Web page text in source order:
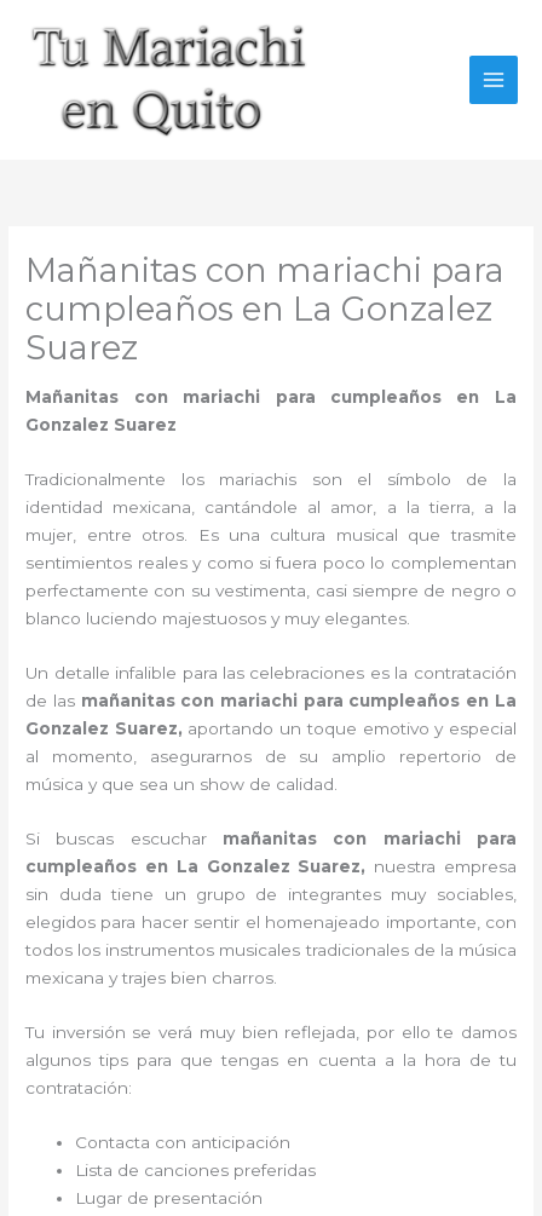
contenido
Mañanitas con mariachi para
cumpleaños en La Gonzalez
Suarez
Mañanitas con mariachi para cumpleaños en La
Gonzalez Suarez
Tradicionalmente los mariachis son el símbolo de la
identidad mexicana, cantándole al amor, a la tierra, a la
mujer, entre otros. Es una cultura musical que trasmite
sentimientos reales y como si fuera poco lo complementan
perfectamente con su vestimenta, casi siempre de negro o
blanco luciendo majestuosos y muy elegantes.
Un detalle infalible para las celebraciones es la contratación
de las mañanitas con mariachi para cumpleaños en La
Gonzalez Suarez, aportando un toque emotivo y especial
al momento, asegurarnos de su amplio repertorio de
música y que sea un show de calidad.
Si buscas escuchar mañanitas con mariachi para
cumpleaños en La Gonzalez Suarez, nuestra empresa
sin duda tiene un grupo de integrantes muy sociables,
elegidos para hacer sentir el homenajeado importante, con
todos los instrumentos musicales tradicionales de la música
mexicana y trajes bien charros.
Tu inversión se verá muy bien reflejada, por ello te damos
algunos tips para que tengas en cuenta a la hora de tu
contratación:
Contacta con anticipación
Lista de canciones preferidas
Lugar de presentación